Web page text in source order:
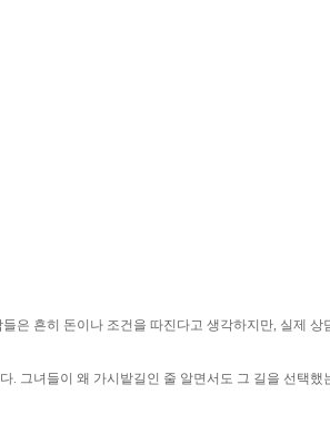
흔히 돈이나 조건을 따진다고 생각하지만, 실제
그녀들이 왜 가시밭길인 줄 알면서도 그 길을 선택